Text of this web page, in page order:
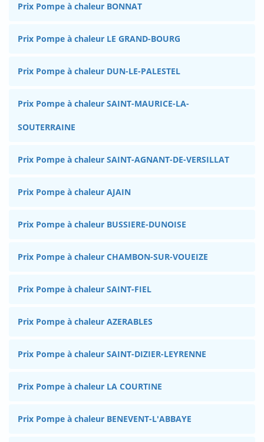
Prix Pompe à chaleur BONNAT
Prix Pompe à chaleur LE GRAND-BOURG
Prix Pompe à chaleur DUN-LE-PALESTEL
Prix Pompe à chaleur SAINT-MAURICE-LA-
SOUTERRAINE
Prix Pompe à chaleur SAINT-AGNANT-DE-VERSILLAT
Prix Pompe à chaleur AJAIN
Prix Pompe à chaleur BUSSIERE-DUNOISE
Prix Pompe à chaleur CHAMBON-SUR-VOUEIZE
Prix Pompe à chaleur SAINT-FIEL
Prix Pompe à chaleur AZERABLES
Prix Pompe à chaleur SAINT-DIZIER-LEYRENNE
Prix Pompe à chaleur LA COURTINE
Prix Pompe à chaleur BENEVENT-L'ABBAYE